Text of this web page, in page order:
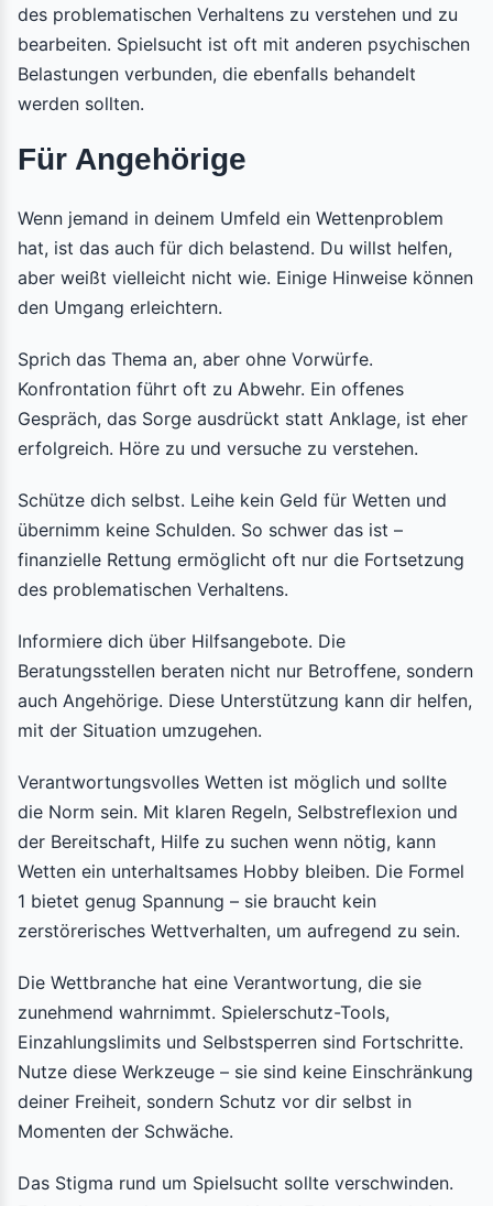
des problematischen Verhaltens zu verstehen und zu
bearbeiten. Spielsucht ist oft mit anderen psychischen
Belastungen verbunden, die ebenfalls behandelt
werden sollten.
Für Angehörige
Wenn jemand in deinem Umfeld ein Wettenproblem
hat, ist das auch für dich belastend. Du willst helfen,
aber weißt vielleicht nicht wie. Einige Hinweise können
den Umgang erleichtern.
Sprich das Thema an, aber ohne Vorwürfe.
Konfrontation führt oft zu Abwehr. Ein offenes
Gespräch, das Sorge ausdrückt statt Anklage, ist eher
erfolgreich. Höre zu und versuche zu verstehen.
Schütze dich selbst. Leihe kein Geld für Wetten und
übernimm keine Schulden. So schwer das ist –
finanzielle Rettung ermöglicht oft nur die Fortsetzung
des problematischen Verhaltens.
Informiere dich über Hilfsangebote. Die
Beratungsstellen beraten nicht nur Betroffene, sondern
auch Angehörige. Diese Unterstützung kann dir helfen,
mit der Situation umzugehen.
Verantwortungsvolles Wetten ist möglich und sollte
die Norm sein. Mit klaren Regeln, Selbstreflexion und
der Bereitschaft, Hilfe zu suchen wenn nötig, kann
Wetten ein unterhaltsames Hobby bleiben. Die Formel
1 bietet genug Spannung – sie braucht kein
zerstörerisches Wettverhalten, um aufregend zu sein.
Die Wettbranche hat eine Verantwortung, die sie
zunehmend wahrnimmt. Spielerschutz-Tools,
Einzahlungslimits und Selbstsperren sind Fortschritte.
Nutze diese Werkzeuge – sie sind keine Einschränkung
deiner Freiheit, sondern Schutz vor dir selbst in
Momenten der Schwäche.
Das Stigma rund um Spielsucht sollte verschwinden.